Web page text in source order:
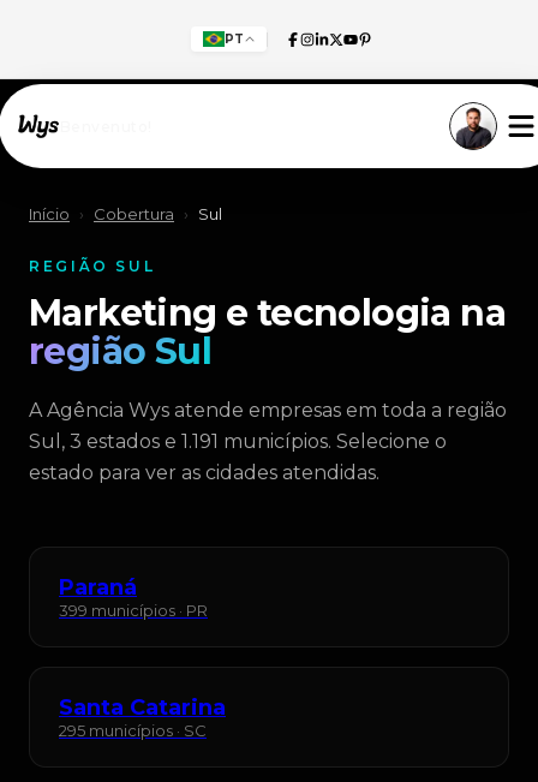
PT
Início › Cobertura › Sul
REGIÃO SUL
Marketing e tecnologia na
região Sul
A Agência Wys atende empresas em toda a região
Sul, 3 estados e 1.191 municípios. Selecione o
estado para ver as cidades atendidas.
Paraná
399 municípios · PR
Santa Catarina
295 municípios · SC